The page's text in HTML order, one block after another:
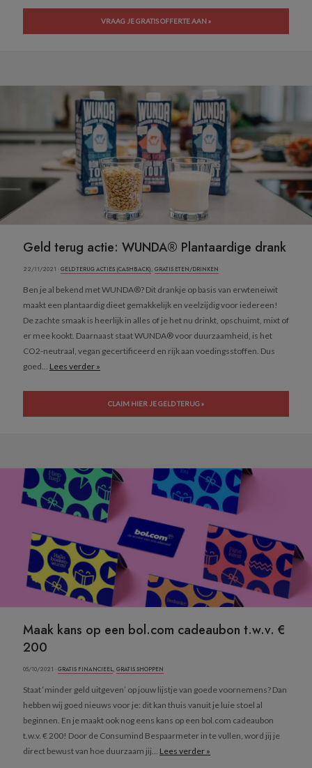
VRAAG JE GRATIS OFFERTE AAN »
Geld terug actie: WUNDA® Plantaardige drank
22/11/2021 ·GELD TERUG ACTIES (CASHBACK), GRATIS ETEN/DRINKEN
Ben je al bekend met WUNDA®? Dit drankje op basis van erwteneiwit
maakt een plantaardig dieet gemakkelijk en veelzijdig voor iedereen!
De zachte smaak is heerlijk in alles of je het nu drinkt, opschuimt, mixt of
er mee kookt. Daarnaast staat WUNDA® voor duurzaamheid, is het
CO2-neutraal, vegan gecertificeerd en rijk aan voedingsstoffen. Dus
goed... Lees verder »
CLAIM HIER JE GELD TERUG »
Maak kans op een bol.com cadeaubon t.w.v. €
200
05/10/2021 ·GRATIS FINANCIEEL, GRATIS SHOPPEN
Staat ‘minder geld uitgeven’ op jouw lijstje van goede voornemens? Dan
hebben wij goed nieuws voor je: dit kan thuis vanuit je luie stoel al
beginnen. En je maakt ook nog eens kans op een bol.com cadeaubon
t.w.v. € 200! Door de Consumind Bespaarmeter in te vullen, word jij je
direct bewust van hoe duurzaam jij... Lees verder »